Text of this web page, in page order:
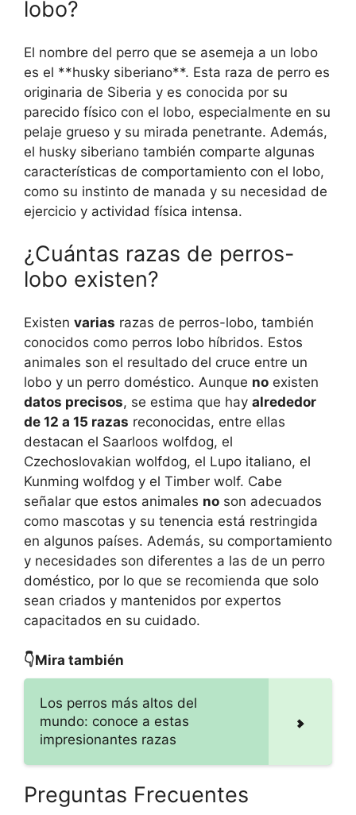
lobo?
El nombre del perro que se asemeja a un lobo
es el **husky siberiano**. Esta raza de perro es
originaria de Siberia y es conocida por su
parecido físico con el lobo, especialmente en su
pelaje grueso y su mirada penetrante. Además,
el husky siberiano también comparte algunas
características de comportamiento con el lobo,
como su instinto de manada y su necesidad de
ejercicio y actividad física intensa.
¿Cuántas razas de perros-
lobo existen?
Existen varias razas de perros-lobo, también
conocidos como perros lobo híbridos. Estos
animales son el resultado del cruce entre un
lobo y un perro doméstico. Aunque no existen
datos precisos, se estima que hay alrededor
de 12 a 15 razas reconocidas, entre ellas
destacan el Saarloos wolfdog, el
Czechoslovakian wolfdog, el Lupo italiano, el
Kunming wolfdog y el Timber wolf. Cabe
señalar que estos animales no son adecuados
como mascotas y su tenencia está restringida
en algunos países. Además, su comportamiento
y necesidades son diferentes a las de un perro
doméstico, por lo que se recomienda que solo
sean criados y mantenidos por expertos
capacitados en su cuidado.
👇Mira también
Los perros más altos del
mundo: conoce a estas
impresionantes razas
Preguntas Frecuentes